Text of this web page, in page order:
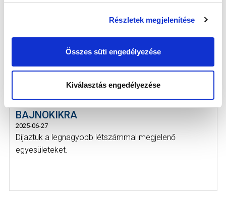
Részletek megjelenítése
Összes süti engedélyezése
Kiválasztás engedélyezése
TÖBB EZER PARTNEREGYESÜLETI
JÁTÉKOS LÁTOGATOTT KI A HAZAI
BAJNOKIKRA
2025-06-27
Díjaztuk a legnagyobb létszámmal megjelenő
egyesületeket.